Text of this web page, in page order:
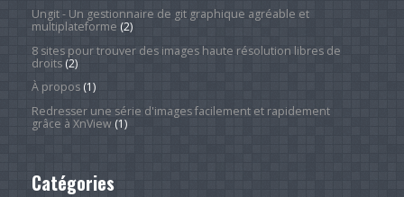
Ungit - Un gestionnaire de git graphique agréable et
multiplateforme (2)
8 sites pour trouver des images haute résolution libres de
droits(2)
À propos(1)
Redresser une série d'images facilement et rapidement
grâce à XnView(1)
Catégories